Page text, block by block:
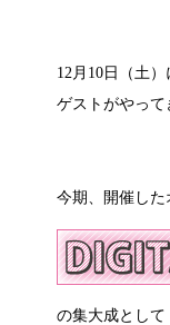
12月10日（土
ゲストがやって
今期、開催した
の集大成として